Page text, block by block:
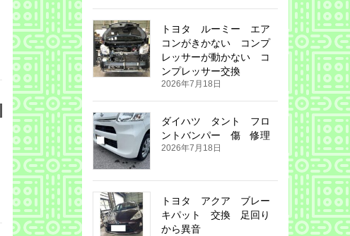
トヨタ ルーミー エア
コンがきかない コンプ
レッサーが動かない コ
ンプレッサー交換
2026年7月18日
ダイハツ タント フロ
ントバンパー 傷 修理
2026年7月18日
トヨタ アクア ブレー
キパット 交換 足回り
から異音